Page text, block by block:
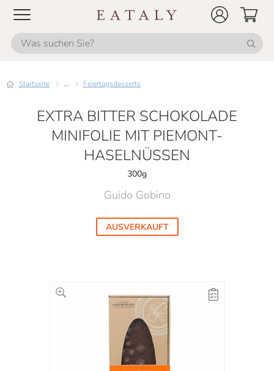
Startseite ... Feiertagsdesserts
EXTRA BITTER SCHOKOLADE
MINIFOLIE MIT PIEMONT-
HASELNÜSSEN
300g
Guido Gobino
AUSVERKAUFT